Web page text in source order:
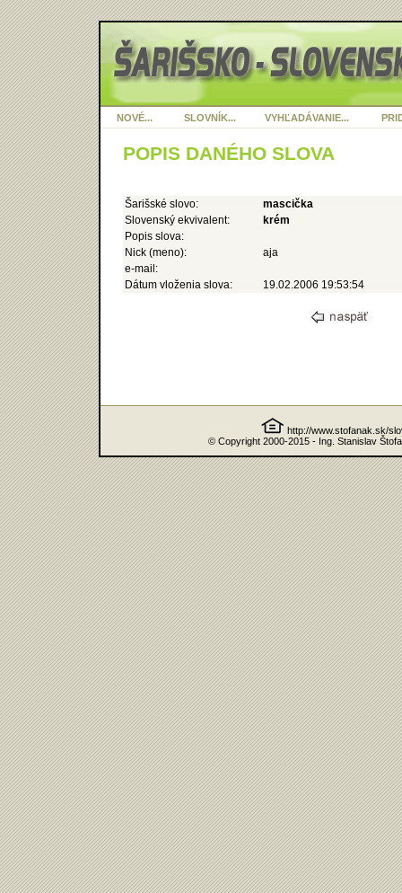
NOVÉ... SLOVNÍK... VYHĽADÁVANIE...
POPIS DANÉHO SLOVA
Šarišské slovo:
mascička
Slovenský ekvivalent:
krém
Popis slova:
Nick (meno):
aja
e-mail:
Dátum vloženia slova:
19.02.2006 19:53:54
http://www.stofanak.sk/
© Copyright 2000-2015 - Ing. Stanislav